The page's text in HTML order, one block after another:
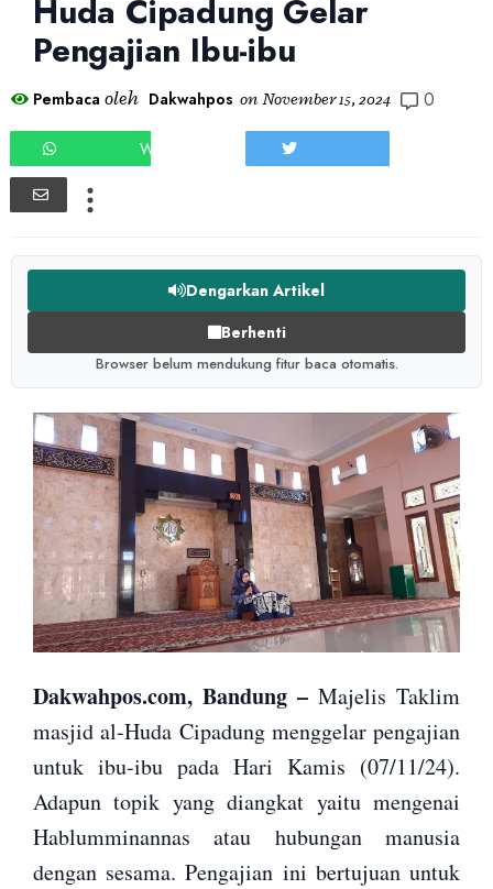
Huda Cipadung Gelar
Pengajian Ibu-ibu
Pembaca oleh Dakwahpos on November 15, 2024 0
WHATSAPP
Dengarkan Artikel
Berhenti
Browser belum mendukung fitur baca otomatis.
Dakwahpos.com, Bandung – Majelis Taklim
masjid al-Huda Cipadung menggelar pengajian
untuk ibu-ibu pada Hari Kamis (07/11/24).
Adapun topik yang diangkat yaitu mengenai
Hablumminannas atau hubungan manusia
dengan sesama. Pengajian ini bertujuan untuk